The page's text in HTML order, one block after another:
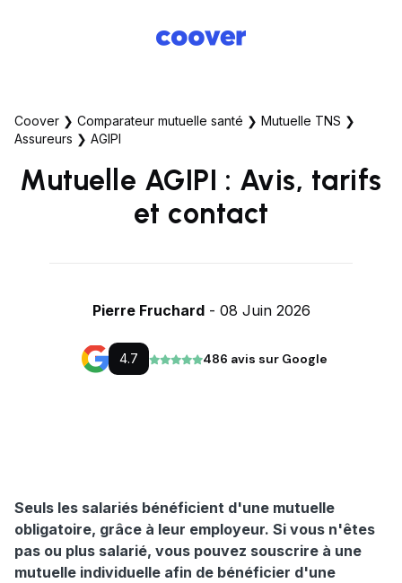
Coover ❯ Comparateur mutuelle santé ❯ Mutuelle TNS ❯
Assureurs ❯ AGIPI
Mutuelle AGIPI : Avis, tarifs
et contact
Pierre Fruchard- 08 Juin 2026
4.7 486 avis sur Google
Seuls les salariés bénéficient d'une mutuelle
obligatoire, grâce à leur employeur. Si vous n'êtes
pas ou plus salarié, vous pouvez souscrire à une
mutuelle individuelle afin de bénéficier d'une